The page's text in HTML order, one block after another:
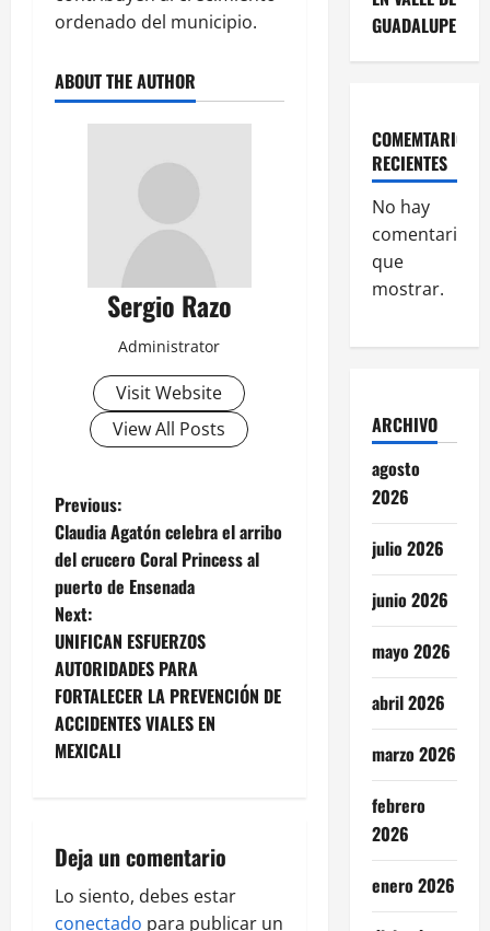
ordenado del municipio.
ABOUT THE AUTHOR
Sergio Razo
Administrator
Visit Website
View All Posts
P
o
s
t
n
a
g
Previous:
Claudia Agatón celebra el arribo
del crucero Coral Princess al
puerto de Ensenada
Next:
UNIFICAN ESFUERZOS
AUTORIDADES PARA
FORTALECER LA PREVENCIÓN DE
ACCIDENTES VIALES EN
MEXICALI
Deja un comentario
Lo siento, debes estar
conectado para publicar un
GUADALUPE
COMEMTARIOS
RECIENTES
No hay
comentarios
que
mostrar.
ARCHIVO
agosto
2026
julio 2026
junio 2026
mayo 2026
abril 2026
marzo 2026
febrero
2026
enero 2026